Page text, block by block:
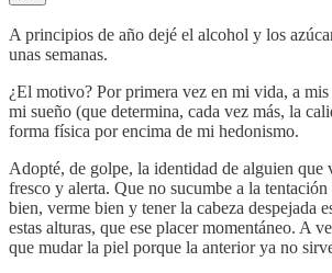
A principios de año dejé el alcohol y los
unas semanas.
¿El motivo? Por primera vez en mi vida, a
mi sueño (que determina, cada vez más, la
forma física por encima de mi hedonismo.
Adopté, de golpe, la identidad de alguien que
fresco y alerta. Que no sucumbe a la
bien, verme bien y tener la cabeza despejada
estas alturas, que ese placer momentáneo. A
que mudar la piel porque la anterior ya no